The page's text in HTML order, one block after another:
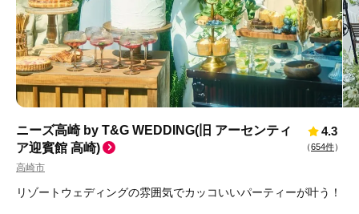
ニーズ高崎 by T&G WEDDING(旧 アーセンティ
ア迎賓館 高崎)
高崎市
4.3
（654件）
リゾートウェディングの雰囲気でカッコいいパーティーが叶う！